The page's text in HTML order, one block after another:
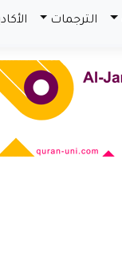
الترجمات